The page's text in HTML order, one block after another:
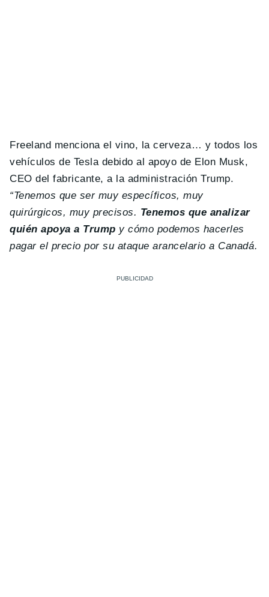
Freeland menciona el vino, la cerveza… y todos los
vehículos de Tesla debido al apoyo de Elon Musk,
CEO del fabricante, a la administración Trump.
“Tenemos que ser muy específicos, muy
quirúrgicos, muy precisos. Tenemos que analizar
quién apoya a Trump y cómo podemos hacerles
pagar el precio por su ataque arancelario a Canadá.